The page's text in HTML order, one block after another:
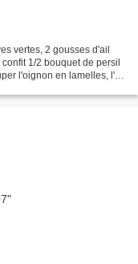
vertes, 2 gousses d'ail
1/2 bouquet de persil
l'oignon en lamelles, l'ail